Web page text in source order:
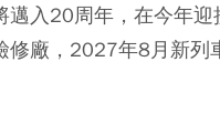
入20周年，在今年
修廠，2027年8月新